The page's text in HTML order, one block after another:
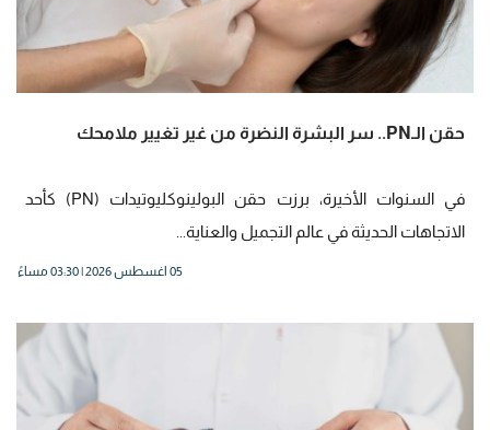
حقن الـPN.. سر البشرة النضرة من غير تغيير ملامحك
في السنوات الأخيرة، برزت حقن البولينوكليوتيدات (PN) كأحد
الاتجاهات الحديثة في عالم التجميل والعناية...
05 اغسطس 2026 | 03:30 مساءً